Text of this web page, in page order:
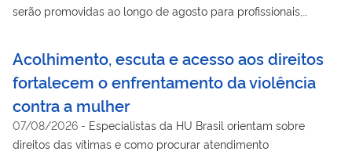
serão promovidas ao longo de agosto para profissionais,
Acolhimento, escuta e acesso aos direitos
fortalecem o enfrentamento da violência
contra a mulher
07/08/2026 - Especialistas da HU Brasil orientam sobre
direitos das vítimas e como procurar atendimento